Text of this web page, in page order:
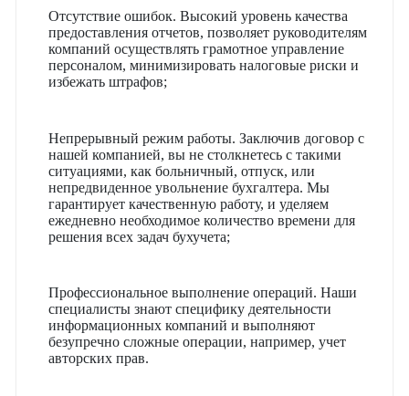
Отсутствие ошибок. Высокий уровень качества
предоставления отчетов, позволяет руководителям
компаний осуществлять грамотное управление
персоналом, минимизировать налоговые риски и
избежать штрафов;
Непрерывный режим работы. Заключив договор с
нашей компанией, вы не столкнетесь с такими
ситуациями, как больничный, отпуск, или
непредвиденное увольнение бухгалтера. Мы
гарантирует качественную работу, и уделяем
ежедневно необходимое количество времени для
решения всех задач бухучета;
Профессиональное выполнение операций. Наши
специалисты знают специфику деятельности
информационных компаний и выполняют
безупречно сложные операции, например, учет
авторских прав.